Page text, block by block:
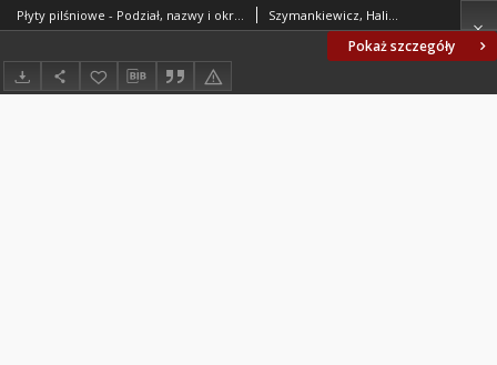
Pokaż szczegóły
Płyty pilśniowe - Podział, nazwy i określenia BN-77/7122-11 Arkusz 01 Szymankiewicz, Halina; Instytut Technologii Drewna, Poznań. Oprac.